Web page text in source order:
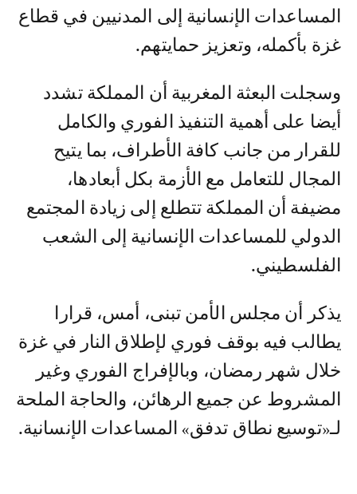
المساعدات الإنسانية إلى المدنيين في قطاع
غزة بأكمله، وتعزيز حمايتهم.
وسجلت البعثة المغربية أن المملكة تشدد
أيضا على أهمية التنفيذ الفوري والكامل
للقرار من جانب كافة الأطراف، بما يتيح
المجال للتعامل مع الأزمة بكل أبعادها،
مضيفة أن المملكة تتطلع إلى زيادة المجتمع
الدولي للمساعدات الإنسانية إلى الشعب
الفلسطيني.
يذكر أن مجلس الأمن تبنى، أمس، قرارا
يطالب فيه بوقف فوري لإطلاق النار في غزة
خلال شهر رمضان، وبالإفراج الفوري وغير
المشروط عن جميع الرهائن، والحاجة الملحة
لـ«توسيع نطاق تدفق» المساعدات الإنسانية.